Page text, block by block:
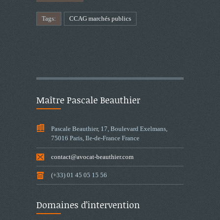
Tags: CCAG marchés publics
Maître Pascale Beauthier
Pascale Beauthier, 17, Boulevard Exelmans,
75016 Paris, Ile-de-France France
contact@avocat-beauthier.com
(+33) 01 45 05 15 56
Domaines d’intervention